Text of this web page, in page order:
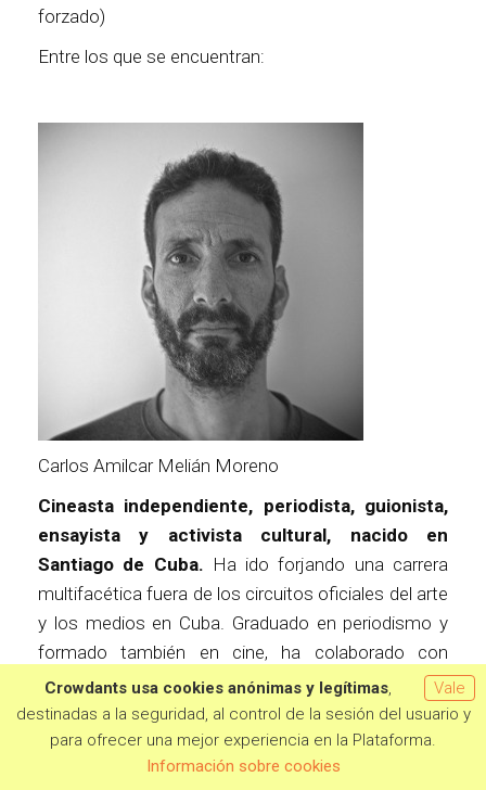
Quiero aportar
forzado)
Entre los que se encuentran:
Carlos Amilcar Melián Moreno
Cineasta independiente, periodista, guionista,
ensayista y activista cultural, nacido en
Santiago de Cuba. Ha ido forjando una carrera
multifacética fuera de los circuitos oficiales del arte
y los medios en Cuba. Graduado en periodismo y
formado también en cine, ha colaborado con
crónicas, ensayos y reportajes en medios críticos
comoEl Estornudoy elToque, marcando su voz
como una de las más lúcidas dentro del periodismo
independiente cubano contemporáneo.
Vale
Crowdants usa cookies anónimas y legítimas,
destinadas a la seguridad, al control de la sesión del usuario y
para ofrecer una mejor experiencia en la Plataforma.
Información sobre cookies